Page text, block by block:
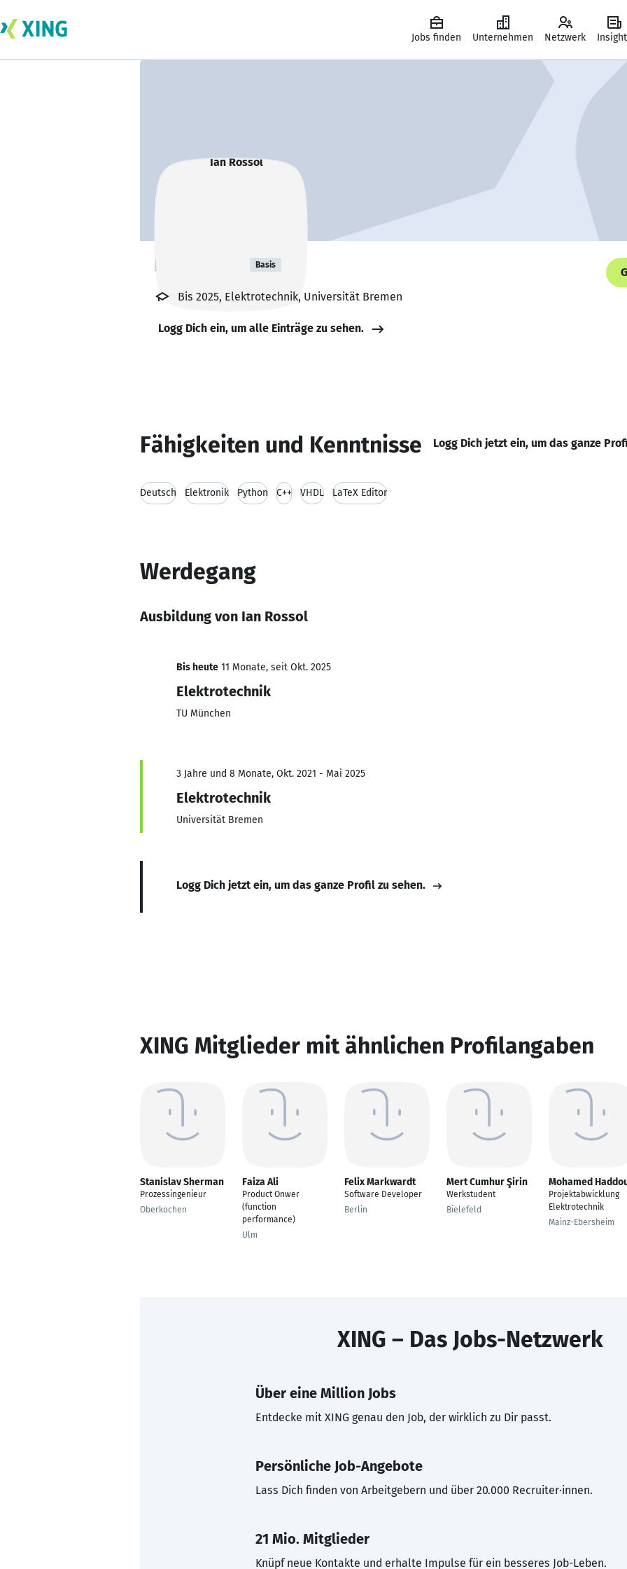
Jobs finden Unternehmen Netzwerk
Ian Rossol Basis
Bis 2025, Elektrotechnik, Universität Bremen
Logg Dich ein, um alle Einträge zu sehen.
Fähigkeiten und Kenntnisse Logg Dich jetzt ein, um das ganze
Deutsch Elektronik Python C++ VHDL LaTeX Editor
Werdegang
Ausbildung von Ian Rossol
Bis heute 11 Monate, seit Okt. 2025
Elektrotechnik
TU München
3 Jahre und 8 Monate, Okt. 2021 - Mai 2025
Elektrotechnik
Universität Bremen
Logg Dich jetzt ein, um das ganze Profil zu sehen.
XING Mitglieder mit ähnlichen Profilangaben
Stanislav Sherman
Prozessingenieur
Oberkochen
Faiza Ali
Product Onwer
(function
performance)
Ulm
Felix Markwardt
Software Developer
Berlin
Mert Cumhur Şirin
Werkstudent
Bielefeld
Mohamed
Projektabwicklung
Elektrotechnik
Mainz-Ebersheim
XING – Das Jobs-Netzwerk
Über eine Million Jobs
Entdecke mit XING genau den Job, der wirklich zu Dir passt.
Persönliche Job-Angebote
Lass Dich finden von Arbeitgebern und über 20.000 Recruiter·innen.
21 Mio. Mitglieder
Knüpf neue Kontakte und erhalte Impulse für ein besseres Job-Leben.